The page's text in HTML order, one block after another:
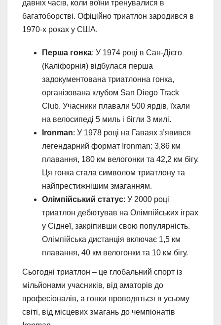
давніх часів, коли воїни тренувалися в
багатоборстві. Офіційно триатлон зародився в
1970-х роках у США.
Перша гонка: У 1974 році в Сан-Дієго
(Каліфорнія) відбулася перша
задокументована триатлонна гонка,
організована клубом San Diego Track
Club. Учасники плавали 500 ярдів, їхали
на велосипеді 5 миль і бігли 3 милі.
Ironman: У 1978 році на Гаваях з’явився
легендарний формат Ironman: 3,86 км
плавання, 180 км велогонки та 42,2 км бігу.
Ця гонка стала символом триатлону та
найпрестижнішим змаганням.
Олімпійський статус: У 2000 році
триатлон дебютував на Олімпійських іграх
у Сіднеї, закріпивши свою популярність.
Олімпійська дистанція включає 1,5 км
плавання, 40 км велогонки та 10 км бігу.
Сьогодні триатлон – це глобальний спорт із
мільйонами учасників, від аматорів до
професіоналів, а гонки проводяться в усьому
світі, від місцевих змагань до чемпіонатів